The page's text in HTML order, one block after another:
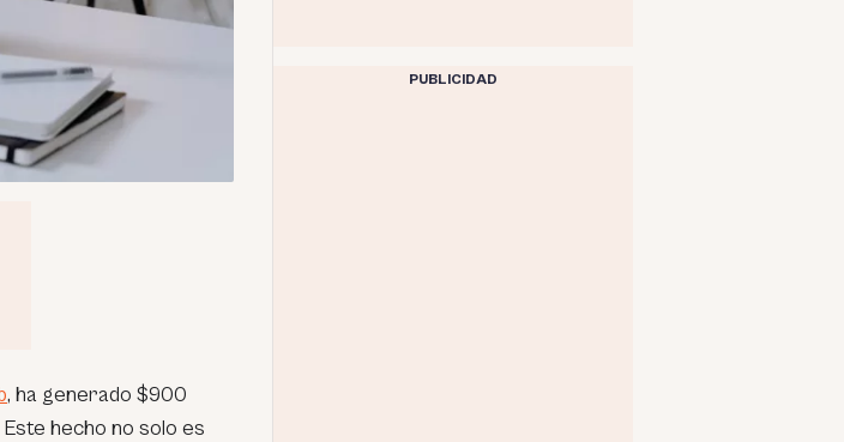
, ha generado $900
hecho no solo es
PUBLICIDAD